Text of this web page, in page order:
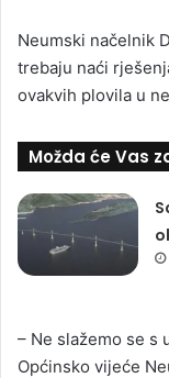
Neumski načelnik
trebaju naći
ovakvih plovila u
Možda će Vas
– Ne slažemo se s
Općinsko vijeće